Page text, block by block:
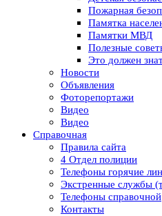
Пожарная
Памятка
Памятки МВД
Полезные
Это должен
Новости
Объявления
Фоторепортажи
Видео
Видео
Справочная
Правила сайта
4 Отдел полиции
Телефоны горячие
Экстренные службы
Телефоны справочной
Контакты